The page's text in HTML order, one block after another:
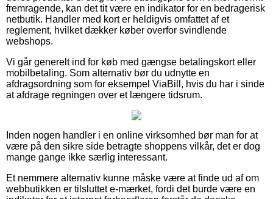
fremragende, kan det tit være en indikator for en bedragerisk
netbutik. Handler med kort er heldigvis omfattet af et
reglement, hvilket dækker køber overfor svindlende
webshops.
Vi går generelt ind for køb med gængse betalingskort eller
mobilbetaling. Som alternativ bør du udnytte en
afdragsordning som for eksempel ViaBill, hvis du har i sinde
at afdrage regningen over et længere tidsrum.
Inden nogen handler i en online virksomhed bør man for at
være på den sikre side betragte shoppens vilkår, det er dog
mange gange ikke særlig interessant.
Et nemmere alternativ kunne måske være at finde ud af om
webbutikken er tilsluttet e-mærket, fordi det burde være en